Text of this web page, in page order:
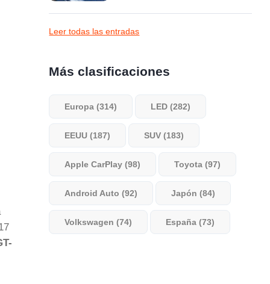
Leer todas las entradas
Más clasificaciones
Europa (314) LED (282)
EEUU (187) SUV (183)
Apple CarPlay (98) Toyota (97)
Android Auto (92) Japón (84)
Volkswagen (74) España (73)